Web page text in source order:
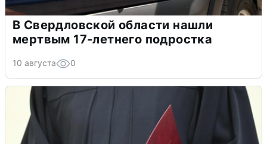
В Свердловской области нашли
мертвым 17-летнего подростка
10 августа 0